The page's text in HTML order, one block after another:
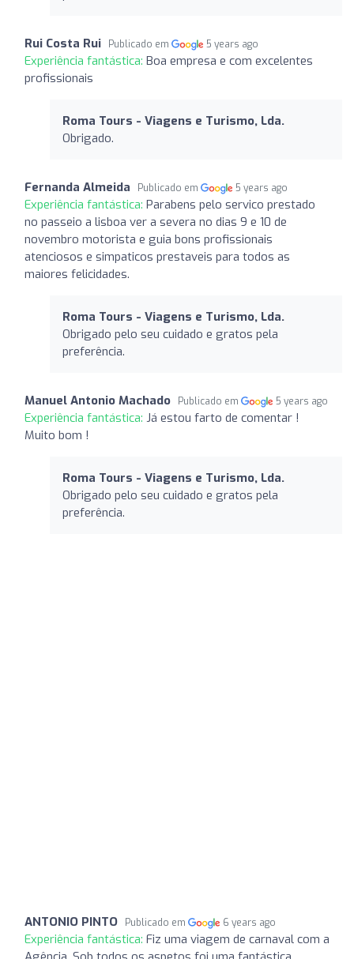
Rui Costa Rui Publicado em 5 years ago
Experiência fantástica: Boa empresa e com excelentes
profissionais
Roma Tours - Viagens e Turismo, Lda.
Obrigado.
Fernanda Almeida Publicado em 5 years ago
Experiência fantástica: Parabens pelo servico prestado
no passeio a lisboa ver a severa no dias 9 e 10 de
novembro motorista e guia bons profissionais
atenciosos e simpaticos prestaveis para todos as
maiores felicidades.
Roma Tours - Viagens e Turismo, Lda.
Obrigado pelo seu cuidado e gratos pela
preferência.
Manuel Antonio Machado Publicado em 5 years ago
Experiência fantástica: Já estou farto de comentar !
Muito bom !
Roma Tours - Viagens e Turismo, Lda.
Obrigado pelo seu cuidado e gratos pela
preferência.
ANTONIO PINTO Publicado em 6 years ago
Experiência fantástica: Fiz uma viagem de carnaval com a